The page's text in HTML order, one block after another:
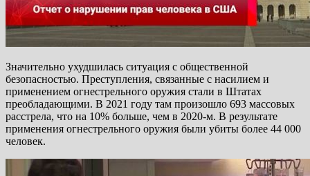
Значительно ухудшилась ситуация с общественной
безопасностью. Преступления, связанные с насилием и
применением огнестрельного оружия стали в Штатах
преобладающими. В 2021 году там произошло 693 массовых
расстрела, что на 10% больше, чем в 2020-м. В результате
применения огнестрельного оружия были убиты более 44 000
человек.